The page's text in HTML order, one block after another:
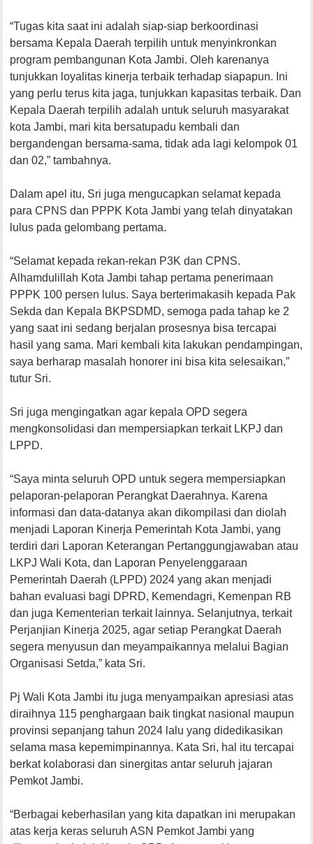
“Tugas kita saat ini adalah siap-siap berkoordinasi
bersama Kepala Daerah terpilih untuk menyinkronkan
program pembangunan Kota Jambi. Oleh karenanya
tunjukkan loyalitas kinerja terbaik terhadap siapapun. Ini
yang perlu terus kita jaga, tunjukkan kapasitas terbaik. Dan
Kepala Daerah terpilih adalah untuk seluruh masyarakat
kota Jambi, mari kita bersatupadu kembali dan
bergandengan bersama-sama, tidak ada lagi kelompok 01
dan 02,” tambahnya.
Dalam apel itu, Sri juga mengucapkan selamat kepada
para CPNS dan PPPK Kota Jambi yang telah dinyatakan
lulus pada gelombang pertama.
“Selamat kepada rekan-rekan P3K dan CPNS.
Alhamdulillah Kota Jambi tahap pertama penerimaan
PPPK 100 persen lulus. Saya berterimakasih kepada Pak
Sekda dan Kepala BKPSDMD, semoga pada tahap ke 2
yang saat ini sedang berjalan prosesnya bisa tercapai
hasil yang sama. Mari kembali kita lakukan pendampingan,
saya berharap masalah honorer ini bisa kita selesaikan,”
tutur Sri.
Sri juga mengingatkan agar kepala OPD segera
mengkonsolidasi dan mempersiapkan terkait LKPJ dan
LPPD.
“Saya minta seluruh OPD untuk segera mempersiapkan
pelaporan-pelaporan Perangkat Daerahnya. Karena
informasi dan data-datanya akan dikompilasi dan diolah
menjadi Laporan Kinerja Pemerintah Kota Jambi, yang
terdiri dari Laporan Keterangan Pertanggungjawaban atau
LKPJ Wali Kota, dan Laporan Penyelenggaraan
Pemerintah Daerah (LPPD) 2024 yang akan menjadi
bahan evaluasi bagi DPRD, Kemendagri, Kemenpan RB
dan juga Kementerian terkait lainnya. Selanjutnya, terkait
Perjanjian Kinerja 2025, agar setiap Perangkat Daerah
segera menyusun dan meyampaikannya melalui Bagian
Organisasi Setda,” kata Sri.
Pj Wali Kota Jambi itu juga menyampaikan apresiasi atas
diraihnya 115 penghargaan baik tingkat nasional maupun
provinsi sepanjang tahun 2024 lalu yang didedikasikan
selama masa kepemimpinannya. Kata Sri, hal itu tercapai
berkat kolaborasi dan sinergitas antar seluruh jajaran
Pemkot Jambi.
“Berbagai keberhasilan yang kita dapatkan ini merupakan
atas kerja keras seluruh ASN Pemkot Jambi yang